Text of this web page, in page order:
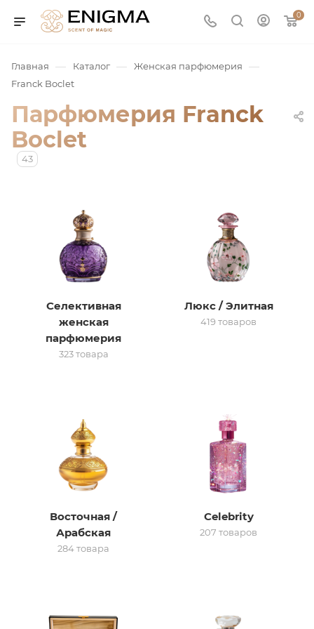
0
сертификат
Главная — Каталог — Женская парфюмерия —
Franck Boclet
Парфюмерия Franck
Boclet
43
Селективная
женская
парфюмерия
323 товара
Люкс / Элитная
419 товаров
Восточная /
Арабская
284 товара
Celebrity
207 товаров